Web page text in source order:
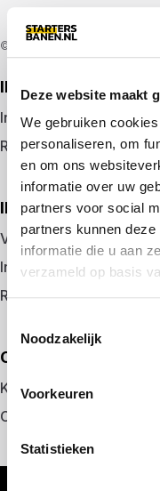
Deze website maakt
We gebruiken
personaliseren, om
en om ons
informatie over uw
partners voor social
partners kunnen
informatie die u aan
verzameld op basis
Noodzakelijk
Voorkeuren
Statistieken
© 2026 door startersbanen.nl
IK ZOEK EEN BAAN
Inloggen
Registreren
IK BEN WERKGEVER
Vacature plaatsen
Inloggen
Registreren
OVER ONS
Kennismaken met
Contact